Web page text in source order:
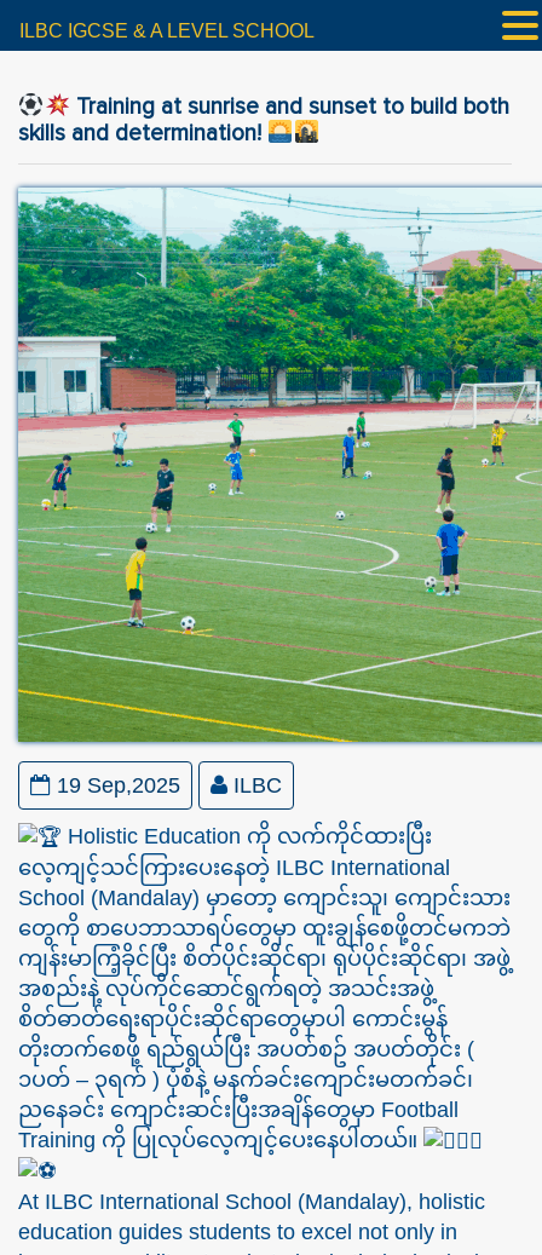
Training at sunrise and sunset to build both
skills and determination!
19 Sep,2025 ILBC
Holistic Education ကို လက်ကိုင်ထားပြီး
လေ့ကျင့်သင်ကြားပေးနေတဲ့ ILBC International
School (Mandalay) မှာတော့ ကျောင်းသူ၊ ကျောင်းသား
တွေကို စာပေဘာသာရပ်တွေမှာ ထူးချွန်စေဖို့တင်မကဘဲ
ကျန်းမာကြံ့ခိုင်ပြီး စိတ်ပိုင်းဆိုင်ရာ၊ ရုပ်ပိုင်းဆိုင်ရာ၊ အဖွဲ့
အစည်းနဲ့ လုပ်ကိုင်ဆောင်ရွက်ရတဲ့ အသင်းအဖွဲ့
စိတ်ဓာတ်ရေးရာပိုင်းဆိုင်ရာတွေမှာပါ ကောင်းမွန်
တိုးတက်စေဖို့ ရည်ရွယ်ပြီး အပတ်စဥ် အပတ်တိုင်း (
၁ပတ် – ၃ရက် ) ပုံစံနဲ့ မနက်ခင်းကျောင်းမတက်ခင်၊
ညနေခင်း ကျောင်းဆင်းပြီးအချိန်တွေမှာ Football
Training ကို ပြုလုပ်လေ့ကျင့်ပေးနေပါတယ်။
At ILBC International School (Mandalay), holistic
education guides students to excel not only in
ILBC IGCSE & A LEVEL SCHOOL